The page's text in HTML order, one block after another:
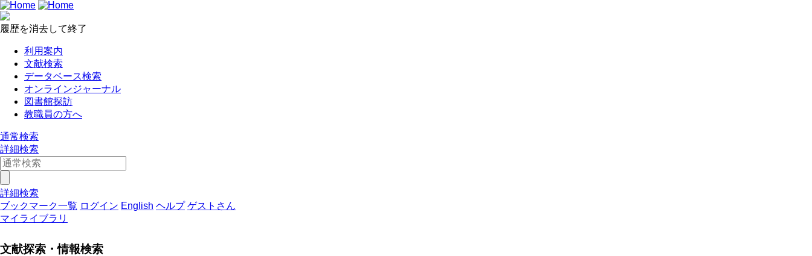
履歴を消去して終了
利用案内
文献検索
データベース検索
オンラインジャーナル
図書館探訪
教職員の方へ
通常検索
詳細検索
詳細検索
ブックマーク一覧 ログイン English ヘルプ ゲストさん
マイライブラリ
文献探索・情報検索